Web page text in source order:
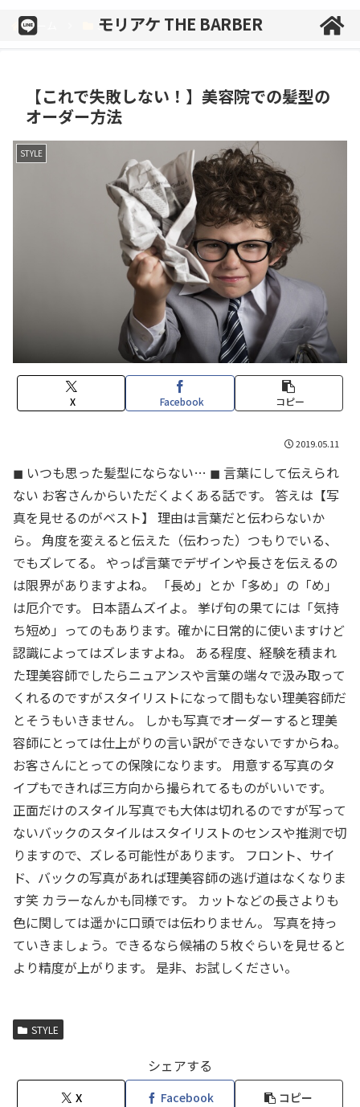
ホーム STYLE
【これで失敗しない！】美容院での髪型の
オーダー方法
STYLE
X Facebook コピー
2019.05.11
◼︎ いつも思った髪型にならない… ◼︎ 言葉にして伝えられ
ない お客さんからいただくよくある話です。 答えは【写
真を見せるのがベスト】 理由は言葉だと伝わらないか
ら。 角度を変えると伝えた（伝わった）つもりでいる、
でもズレてる。 やっぱ言葉でデザインや長さを伝えるの
は限界がありますよね。 「長め」とか「多め」の「め」
は厄介です。 日本語ムズイよ。 挙げ句の果てには「気持
ち短め」ってのもあります。確かに日常的に使いますけど
認識によってはズレますよね。 ある程度、経験を積まれ
た理美容師でしたらニュアンスや言葉の端々で汲み取って
くれるのですがスタイリストになって間もない理美容師だ
とそうもいきません。 しかも写真でオーダーすると理美
容師にとっては仕上がりの言い訳ができないですからね。
お客さんにとっての保険になります。 用意する写真のタ
イプもできれば三方向から撮られてるものがいいです。
正面だけのスタイル写真でも大体は切れるのですが写って
ないバックのスタイルはスタイリストのセンスや推測で切
りますので、ズレる可能性があります。 フロント、サイ
ド、バックの写真があれば理美容師の逃げ道はなくなりま
す笑 カラーなんかも同様です。 カットなどの長さよりも
色に関しては遥かに口頭では伝わりません。 写真を持っ
ていきましょう。できるなら候補の５枚ぐらいを見せると
より精度が上がります。 是非、お試しください。
STYLE
シェアする
X Facebook コピー
モリアケ THE BARBER